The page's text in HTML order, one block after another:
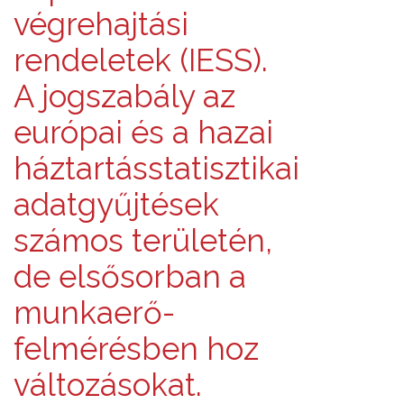
végrehajtási
rendeletek (IESS).
A jogszabály az
európai és a hazai
háztartásstatisztikai
adatgyűjtések
számos területén,
de elsősorban a
munkaerő-
felmérésben hoz
változásokat.